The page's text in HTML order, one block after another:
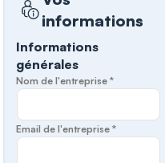
informations
Informations
générales
Nom de l'entreprise *
Email de l'entreprise *